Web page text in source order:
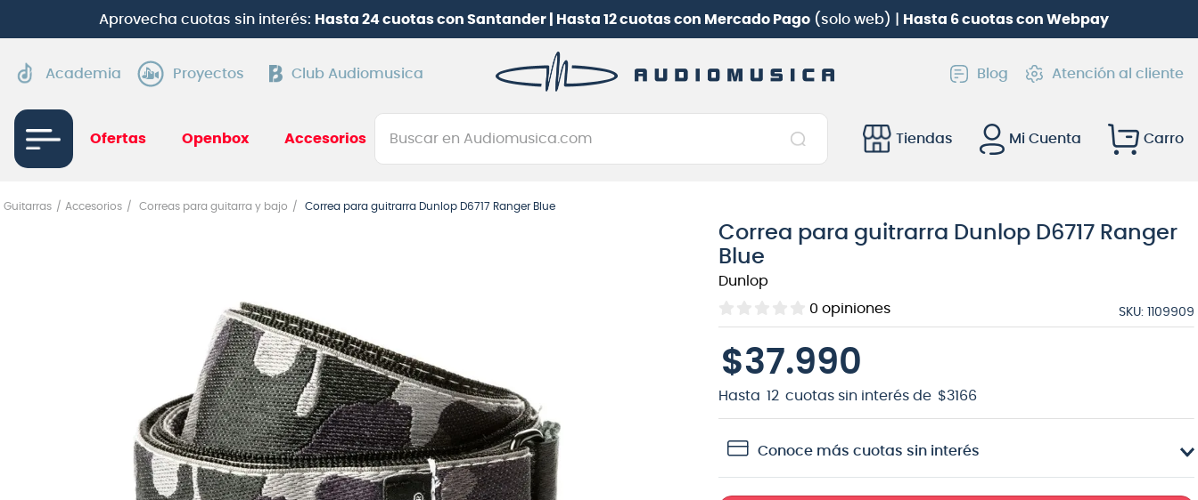
Aprovecha cuotas sin interés: Hasta 24 cuotas con Santander | Hasta 12 cuotas con Mercado Pago(solo web) | Hasta 6 cuotas con Webpay
Academia Proyectos Club Audiomusica Blog Atención al cliente
Ofertas Openbox Accesorios
Buscar en Audiomusica.com
Tiendas
Mi Cuenta
Guitarras Accesorios Correas para guitarra y bajo Correa para guitrarra Dunlop D6717 Ranger Blue
Correa para guitrarra Dunlop D6717 Ranger
Blue
Dunlop
0 opiniones SKU: 1109909
$37.990
Hasta 12 cuotas sin interés de $3166
Conoce más cuotas sin interés
1.
guitarra electrica
5
6.
teclado
7.
guitarra
8.
micrófono
9.
bateria
10. violin